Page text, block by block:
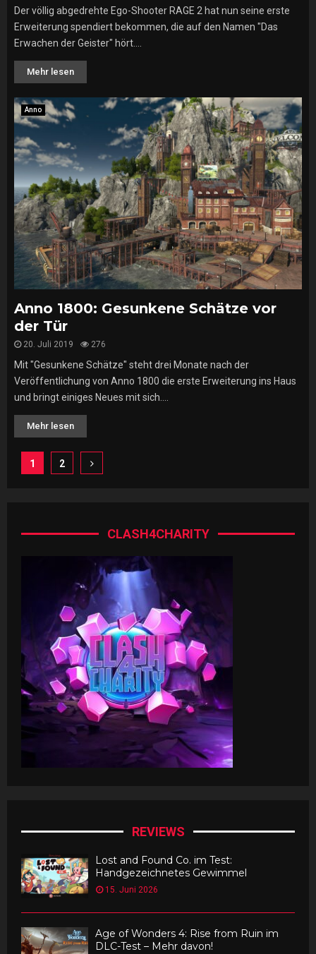
Der völlig abgedrehte Ego-Shooter RAGE 2 hat nun seine erste
Erweiterung spendiert bekommen, die auf den Namen "Das
Erwachen der Geister" hört....
Mehr lesen
Anno
Anno 1800: Gesunkene Schätze vor
der Tür
20. Juli 2019 276
Mit "Gesunkene Schätze" steht drei Monate nach der
Veröffentlichung von Anno 1800 die erste Erweiterung ins Haus
und bringt einiges Neues mit sich....
Mehr lesen
Seitennummerierung
1 2
CLASH4CHARITY
REVIEWS
Lost and Found Co. im Test:
Handgezeichnetes Gewimmel
15. Juni 2026
Age of Wonders 4: Rise from Ruin im
DLC-Test – Mehr davon!